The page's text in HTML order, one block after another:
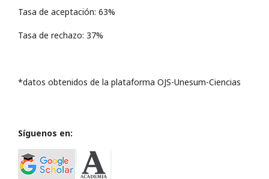
Tasa de aceptación: 63%
Tasa de rechazo: 37%
*datos obtenidos de la plataforma OJS-Unesum-Ciencias
Síguenos en: